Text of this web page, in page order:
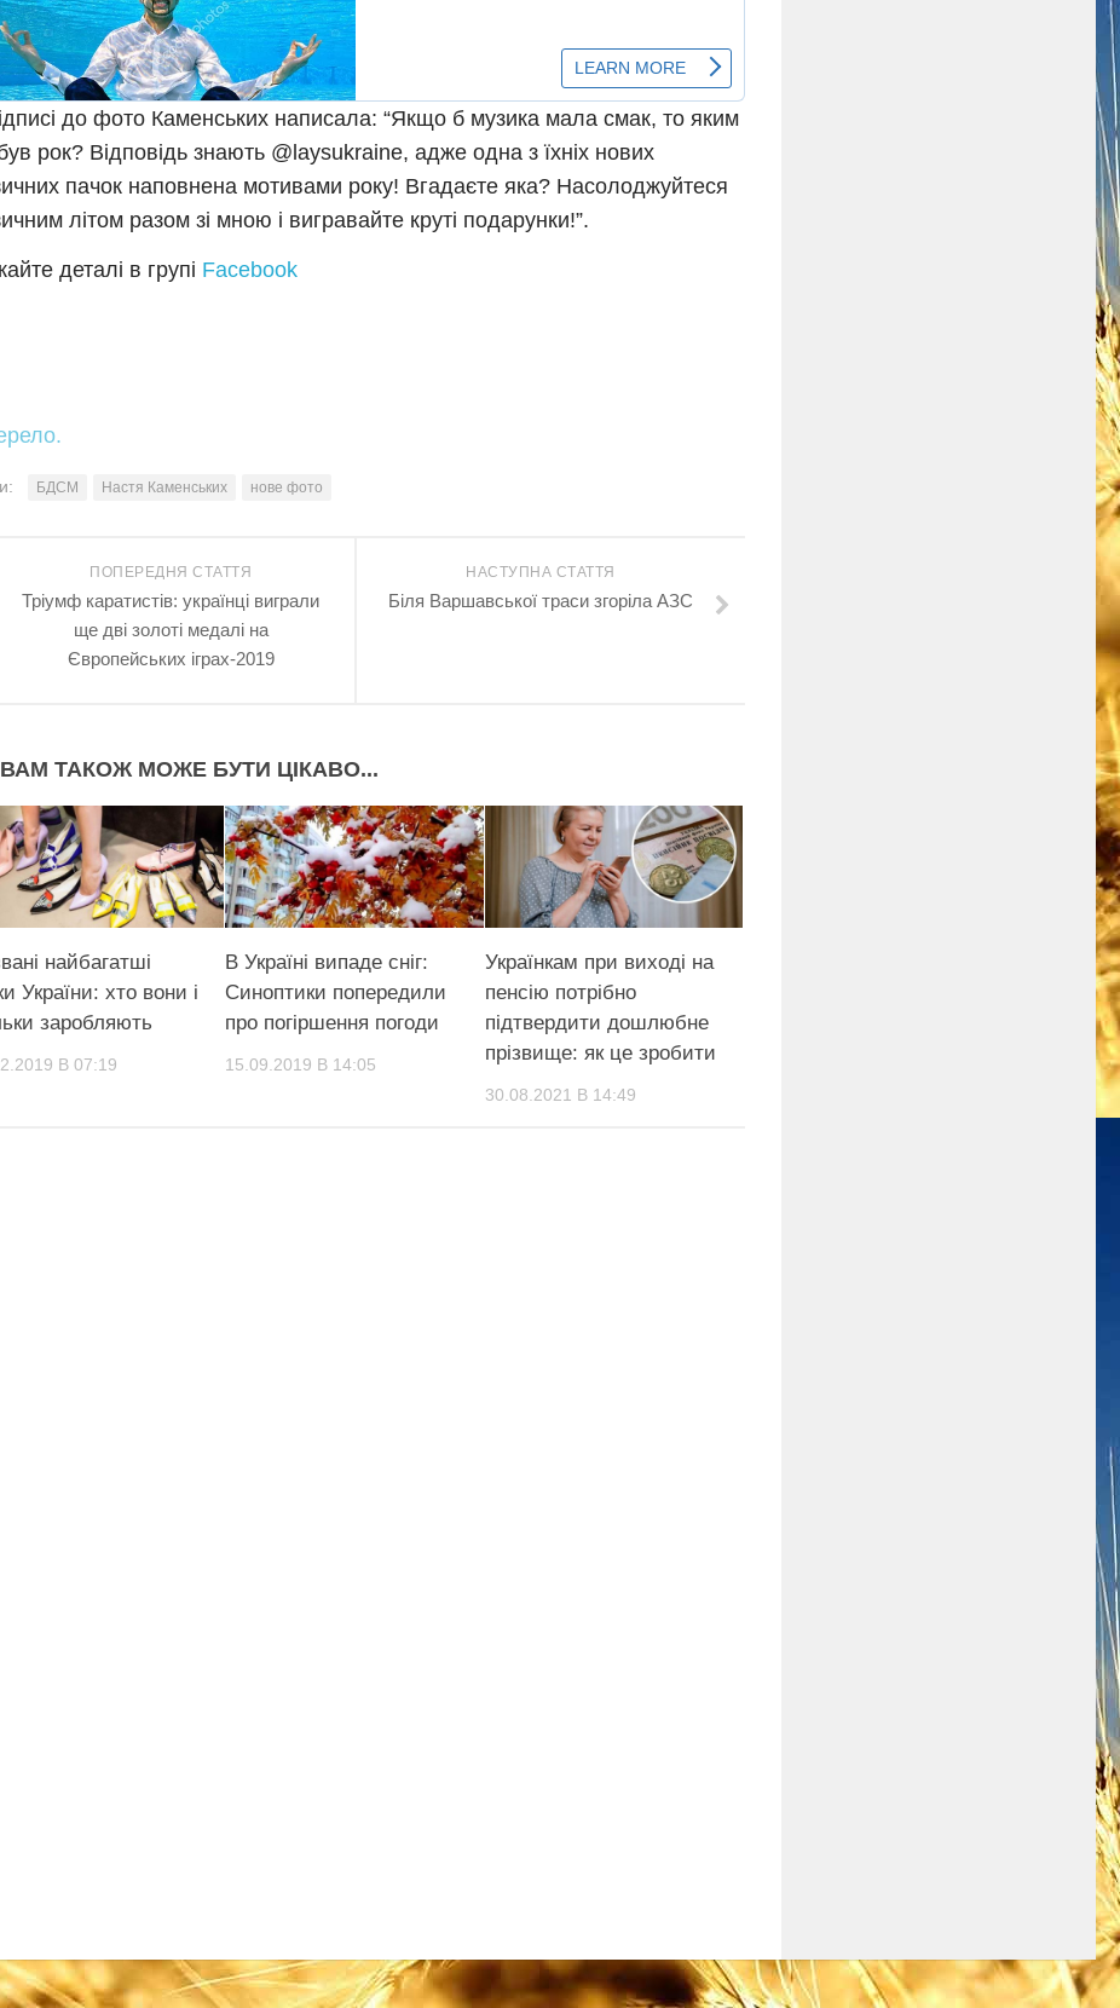
до фото Каменських написала: “Якщо б музика мала смак, то яким
рок? Відповідь знають @laysukraine, адже одна з їхніх нових
пачок наповнена мотивами року! Вгадаєте яка? Насолоджуйтеся
літом разом зі мною і вигравайте круті подарунки!”.
деталі в групі Facebook
БДСМ Настя Каменських нове фото
НАСТУПНА СТАТТЯ
Біля Варшавської траси згоріла АЗС
ПОПЕРЕДНЯ СТАТТЯ
Тріумф каратистів: українці виграли
ще дві золоті медалі на
Європейських іграх-2019
ВАМ ТАКОЖ МОЖЕ БУТИ ЦІКАВО...
найбагатші
України: хто вони і
заробляють
В 07:19
В Україні випаде сніг:
Синоптики попередили
про погіршення погоди
15.09.2019 В 14:05
Українкам при виході на
пенсію потрібно
підтвердити дошлюбне
прізвище: як це зробити
30.08.2021 В 14:49